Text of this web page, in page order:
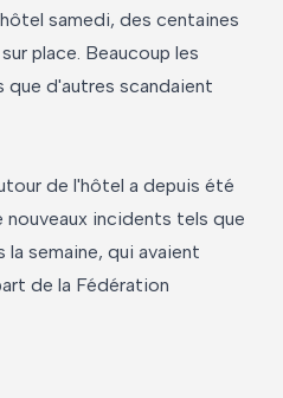
samedi, des centaines
place. Beaucoup les
que d'autres scandaient
de l'hôtel a depuis été
nouveaux incidents tels que
semaine, qui avaient
de la Fédération